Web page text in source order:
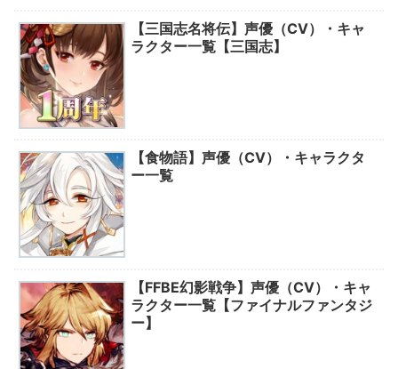
【三国志名将伝】声優（CV）・キャ
ラクター一覧【三国志】
【食物語】声優（CV）・キャラクタ
ー一覧
【FFBE幻影戦争】声優（CV）・キャ
ラクター一覧【ファイナルファンタジ
ー】